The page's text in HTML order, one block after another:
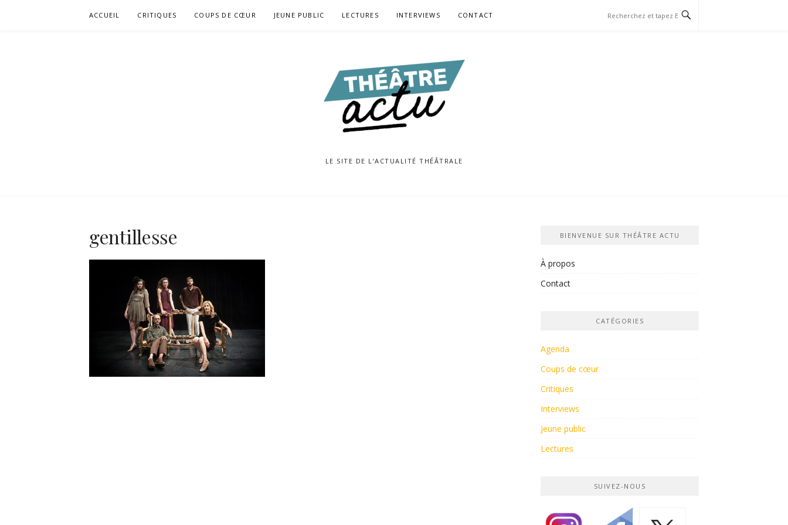
ACCUEIL CRITIQUES COUPS DE CŒUR JEUNE PUBLIC LECTURES INTERVIEWS CONTACT
LE SITE DE L’ACTUALITÉ THÉÂTRALE
gentillesse BIENVENUE SUR THÉÂTRE ACTU
À propos
Contact
CATÉGORIES
Agenda
Coups de cœur
Critiques
Interviews
Jeune public
Lectures
SUIVEZ-NOUS